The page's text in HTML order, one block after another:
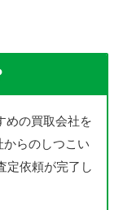
めの買取会社を
からのしつこい
定依頼が完了し